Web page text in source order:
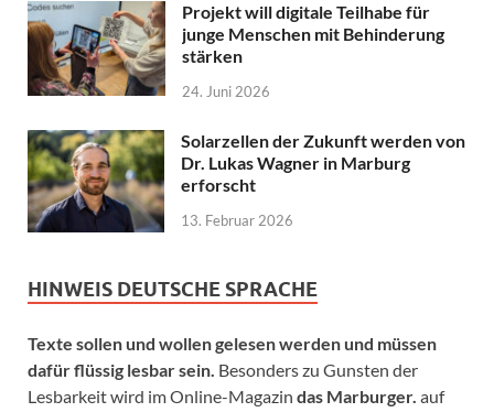
Projekt will digitale Teilhabe für
junge Menschen mit Behinderung
stärken
24. Juni 2026
Solarzellen der Zukunft werden von
Dr. Lukas Wagner in Marburg
erforscht
13. Februar 2026
HINWEIS DEUTSCHE SPRACHE
Texte sollen und wollen gelesen werden und müssen
dafür flüssig lesbar sein. Besonders zu Gunsten der
Lesbarkeit wird im Online-Magazin das Marburger. auf